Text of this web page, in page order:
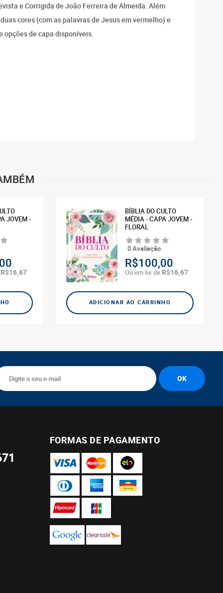
e Corrigida de João Ferreira de Almeida. Além
cores (com as palavras de Jesus em vermelho) e
opções de capa disponíveis.
JOVEM -
R$16,67
BÍBLIA DO CULTO
MÉDIA - CAPA JOVEM -
FLORAL
0 Avaliação
R$100,00
Ou em 6x de R$16,67
ADICIONAR AO CARRINHO
FORMAS DE PAGAMENTO